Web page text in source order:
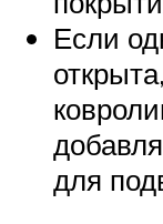
Если
для